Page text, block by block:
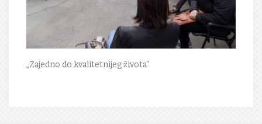
„Zajedno do kvalitetnijeg života“